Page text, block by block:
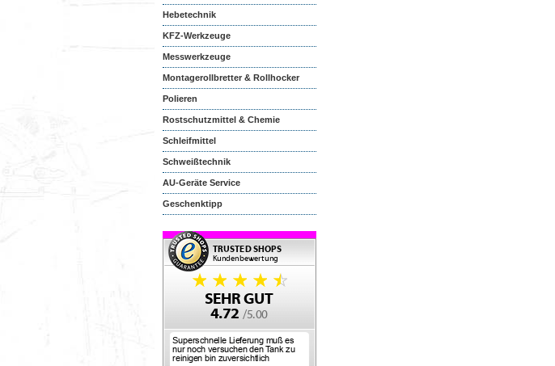
Hebetechnik
KFZ-Werkzeuge
Messwerkzeuge
Montagerollbretter & Rollhocker
Polieren
Rostschutzmittel & Chemie
Schleifmittel
Schweißtechnik
AU-Geräte Service
Geschenktipp